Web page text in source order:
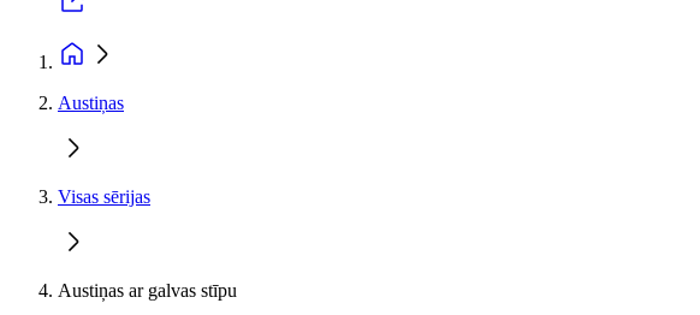
Austiņas
Visas sērijas
Austiņas ar galvas stīpu